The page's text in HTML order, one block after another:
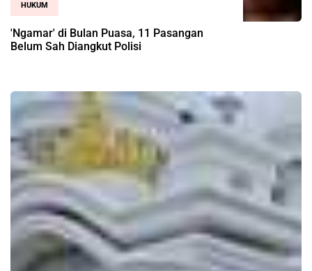
HUKUM
'Ngamar' di Bulan Puasa, 11 Pasangan
Belum Sah Diangkut Polisi